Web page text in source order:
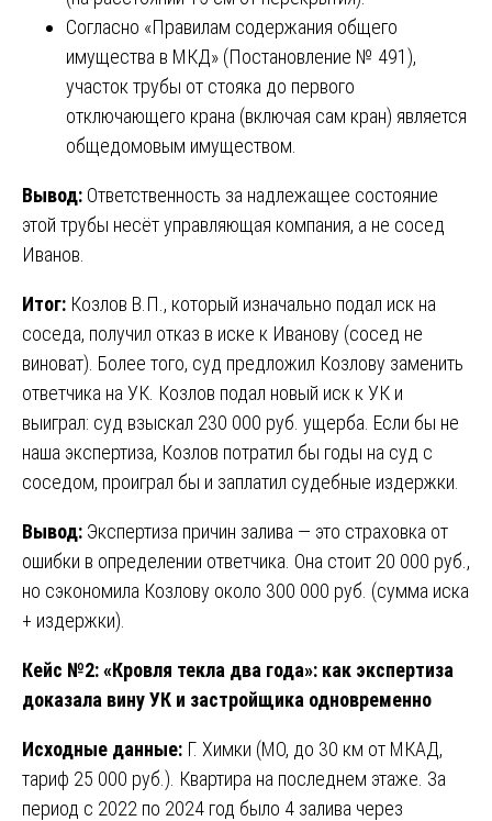
Согласно «Правилам содержания общего
имущества в МКД» (Постановление № 491),
участок трубы от стояка до первого
отключающего крана (включая сам кран) является
общедомовым имуществом.
Вывод: Ответственность за надлежащее состояние
этой трубы несёт управляющая компания, а не сосед
Иванов.
Итог: Козлов В.П., который изначально подал иск на
соседа, получил отказ в иске к Иванову (сосед не
виноват). Более того, суд предложил Козлову заменить
ответчика на УК. Козлов подал новый иск к УК и
выиграл: суд взыскал 230 000 руб. ущерба. Если бы не
наша экспертиза, Козлов потратил бы годы на суд с
соседом, проиграл бы и заплатил судебные издержки.
Вывод: Экспертиза причин залива — это страховка от
ошибки в определении ответчика. Она стоит 20 000 руб.,
но сэкономила Козлову около 300 000 руб. (сумма иска
+ издержки).
Кейс №2: «Кровля текла два года»: как экспертиза
доказала вину УК и застройщика одновременно
Исходные данные: Г. Химки (МО, до 30 км от МКАД,
тариф 25 000 руб.). Квартира на последнем этаже. За
период с 2022 по 2024 год было 4 залива через